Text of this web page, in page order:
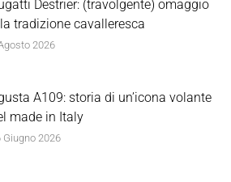
Destrier: (travolgente) omaggio
tradizione cavalleresca
2026
A109: storia di un’icona volante
made in Italy
Giugno 2026